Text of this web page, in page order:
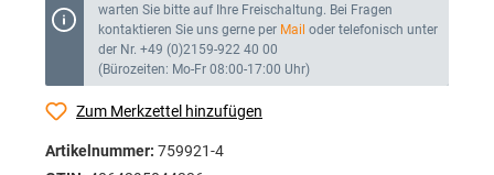
warten Sie bitte auf Ihre Freischaltung. Bei Fragen
kontaktieren Sie uns gerne per Mail oder telefonisch unter
der Nr. +49 (0)2159-922 40 00
(Bürozeiten: Mo-Fr 08:00-17:00 Uhr)
Zum Merkzettel hinzufügen
Artikelnummer: 759921-4